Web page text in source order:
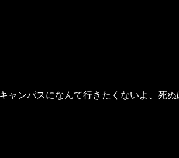
ンパスになんて行きたくないよ、死ぬ